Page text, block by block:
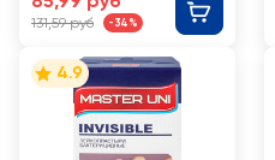
131,59 руб -34%
4.9